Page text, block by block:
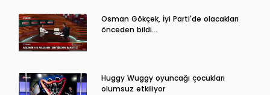
Osman Gökçek, İyi Parti'de olacakları
önceden bildi...
Huggy Wuggy oyuncağı çocukları
olumsuz etkiliyor